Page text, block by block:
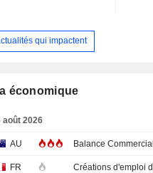
qui impactent
économique
août 2026
AU Balance
FR